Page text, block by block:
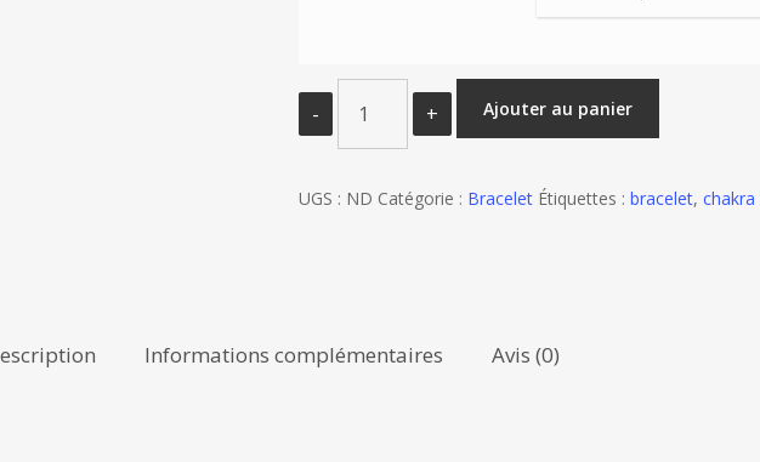
Bracelet
en
Ajouter au panier
UGS : ND Catégorie : Bracelet Étiquettes : bracelet,
Informations complémentaires Avis (0)